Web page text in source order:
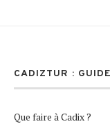
CADIZTUR :
Que faire à Cadix ?